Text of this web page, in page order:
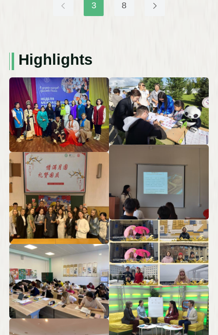
3 8
Highlights